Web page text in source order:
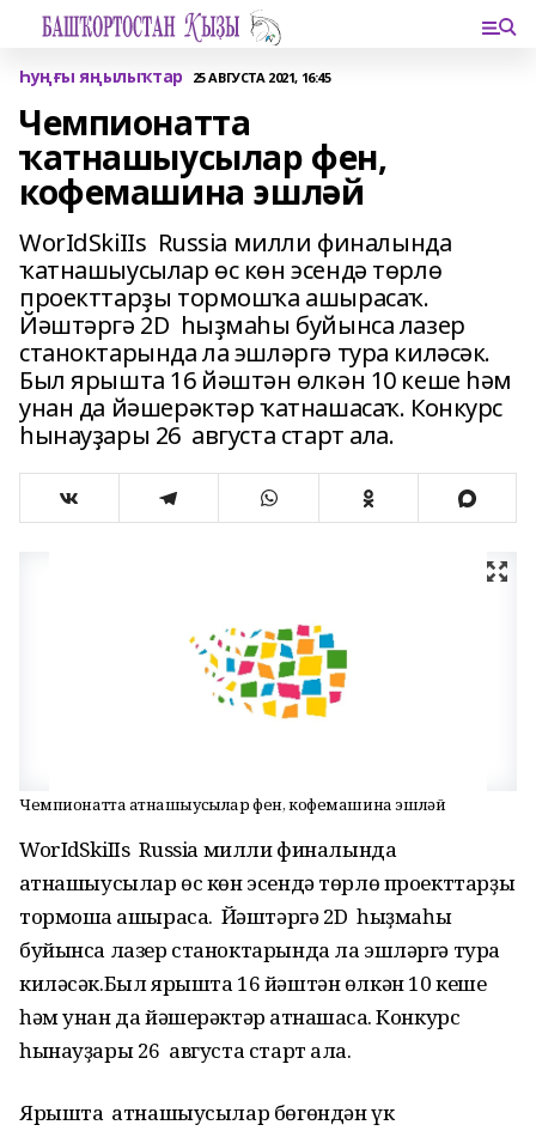
Һуңғы яңылыҡтар 25 АВГУСТА 2021, 16:45
Чемпионатта
ҡатнашыусылар фен,
кофемашина эшләй
WorIdSkiIIs Russia милли финалында
ҡатнашыусылар өс көн эсендә төрлө
проекттарҙы тормошҡа ашырасаҡ.
Йәштәргә 2D һыҙмаһы буйынса лазер
станоктарында ла эшләргә тура киләсәк.
Был ярышта 16 йәштән өлкән 10 кеше һәм
унан да йәшерәктәр ҡатнашасаҡ. Конкурс
һынауҙары 26 августа старт ала.
Чемпионатта ҡатнашыусылар фен, кофемашина эшләй
WorIdSkiIIs Russia милли финалында
ҡатнашыусылар өс көн эсендә төрлө проекттарҙы
тормошҡа ашырасаҡ. Йәштәргә 2D һыҙмаһы
буйынса лазер станоктарында ла эшләргә тура
киләсәк.Был ярышта 16 йәштән өлкән 10 кеше
һәм унан да йәшерәктәр ҡатнашасаҡ. Конкурс
һынауҙары 26 августа старт ала.
Ярышта ҡатнашыусылар бөгөндән үк